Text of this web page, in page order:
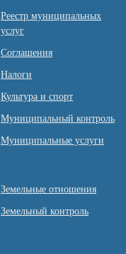
Реестр муниципальных
услуг
Соглашения
Налоги
Культура и спорт
Муниципальный контроль
Муниципальные услуги
Земельные отношения
Земельный контроль